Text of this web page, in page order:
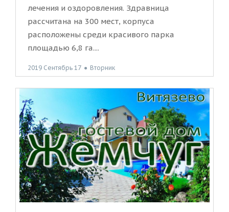
лечения и оздоровления. Здравница
рассчитана на 300 мест, корпуса
расположены среди красивого парка
площадью 6,8 га....
2019 Сентябрь 17 ● Вторник